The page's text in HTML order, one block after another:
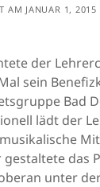
AM JANUAR 1,
der
sein
Bad
lädt der
gestaltete das
unter